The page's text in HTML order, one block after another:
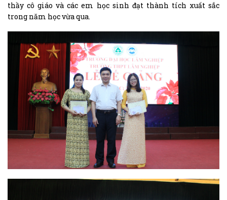
thầy cô giáo và các em học sinh đạt thành tích xuất sắc
trong năm học vừa qua.